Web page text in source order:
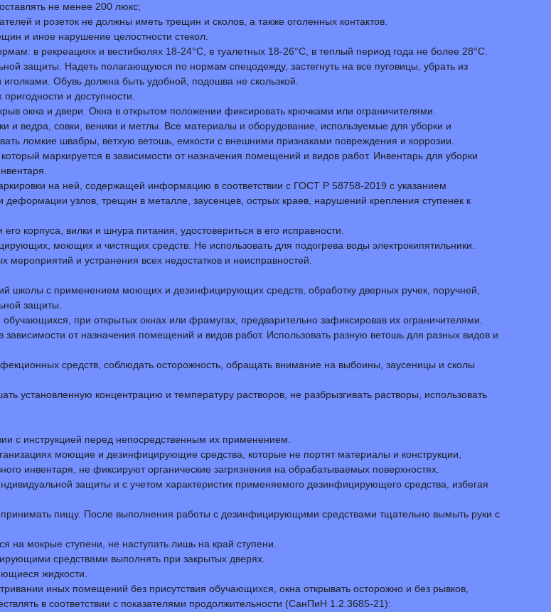
не менее 200 люкс;
и розеток не должны иметь трещин и сколов, а также оголенных контактов.
и иное нарушение целостности стекол.
в рекреациях и вестибюлях 18-24°С, в туалетных 18-26°С, в теплый период года не более 28°С.
защиты. Надеть полагающуюся по нормам спецодежду, застегнуть на все пуговицы, убрать из
Обувь должна быть удобной, подошва не скользкой.
и доступности.
окна и двери. Окна в открытом положении фиксировать крючками или ограничителями.
и ведра, совки, веники и метлы. Все материалы и оборудование, используемые для уборки и
ломкие швабры, ветхую ветошь, емкости с внешними признаками повреждения и коррозии.
маркируется в зависимости от назначения помещений и видов работ. Инвентарь для уборки
на ней, содержащей информацию в соответствии с ГОСТ Р 58758-2019 с указанием
узлов, трещин в металле, заусенцев, острых краев, нарушений крепления ступенек к
корпуса, вилки и шнура питания, удостовериться в его исправности.
моющих и чистящих средств. Не использовать для подогрева воды электрокипятильники.
и устранения всех недостатков и неисправностей.
школы с применением моющих и дезинфицирующих средств, обработку дверных ручек, поручней,
защиты.
при открытых окнах или фрамугах, предварительно зафиксировав их ограничителями.
зависимости от назначения помещений и видов работ. Использовать разную ветошь для разных видов и
средств, соблюдать осторожность, обращать внимание на выбоины, заусеницы и сколы
концентрацию и температуру растворов, не разбрызгивать растворы, использовать
с инструкцией перед непосредственным их применением.
моющие и дезинфицирующие средства, которые не портят материалы и конструкции,
инвентаря, не фиксируют органические загрязнения на обрабатываемых поверхностях.
защиты и с учетом характеристик применяемого дезинфицирующего средства, избегая
пищу. После выполнения работы с дезинфицирующими средствами тщательно вымыть руки с
на мокрые ступени, не наступать лишь на край ступени.
средствами выполнять при закрытых дверях.
жидкости.
иных помещений без присутствия обучающихся, окна открывать осторожно и без рывков,
в соответствии с показателями продолжительности (СанПиН 1.2.3685-21):